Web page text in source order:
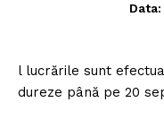
Data:
l lucrările sunt
dureze până pe 20